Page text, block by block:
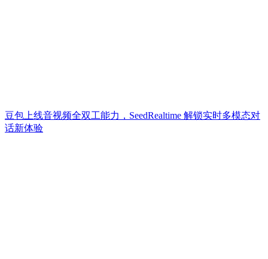
豆包上线音视频全双工能力，SeedRealtime 解锁实时多模态对
话新体验